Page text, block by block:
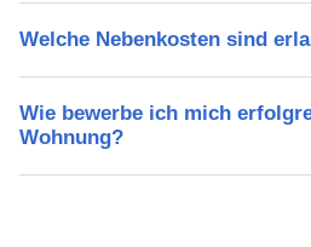
Welche Nebenkosten sind
Wie bewerbe ich mich
Wohnung?